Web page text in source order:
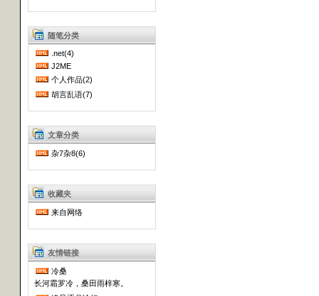
随笔分类
.net(4)
J2ME
个人作品(2)
胡言乱语(7)
文章分类
杂7杂8(6)
收藏夹
来自网络
友情链接
冷桑
长河霜罗冷，桑田雨梓寒。